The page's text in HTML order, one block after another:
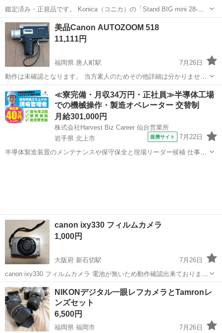
鑑定済み・正規品です。 Konica（コニカ）の「Stand BIG mini 28-
70mm ZOOM」フィルムカメラです。 28-70mmズームレンズを搭載し
たコンパクトフィルムカメラで、旅行やスナップ撮影など幅広い...
千葉 千葉市 桜木駅
美品Canon AUTOZOOM 518
11,111円
福岡県 唐人町駅
7月26日
動作は未確認となります。 当方素人のためその他詳細は分かりませ
ん。 状態は写真にて必ずご確認ください。 現状品となりますので ノ
ークレームノーリターンでお願いします。 写真のものが全てです。
福岡 福岡市 唐人町駅 カメラ Canon
≪寮完備・月収34万円・正社員≫半導体工場
での機械操作・製造オペレーター 交替制
月給301,000円
株式会社Harvest Biz Career 仙台営業所
岩手県 北上市
提携サイト 7月22日
半導体製造装置のメンテナンスや保守保全と現場リーダー候補 仕事内
canon ixy330 フィルムカメラ
1,000円
大阪府 新石切駅
7月26日
canon ixy330 フィルムカメラ 電池が無いため動作確認出来ておりませ
んが、電池を入れれば使えると思います！ 本体 専用ケース リモコ
ンのセットです！ ノークレームノーリターンでお願いします！
大阪 東大阪市 新石切駅 カメラ
NIKONデジタル一眼レフカメラとTamronレ
ンズセット
6,500円
福岡県 福岡市 7月26日